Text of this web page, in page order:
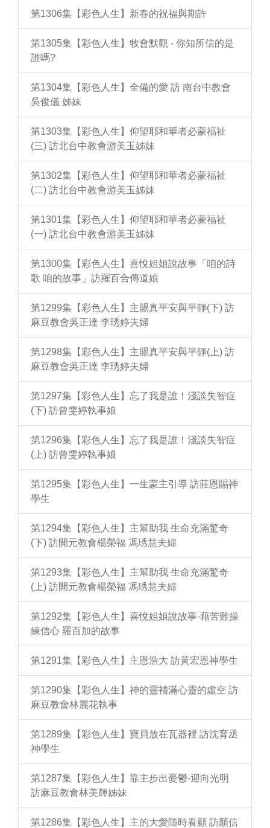
第1306集【彩色人生】新春的祝福與期許
第1305集【彩色人生】牧會默觀 - 你知所信的是
誰嗎?
第1304集【彩色人生】全備的愛 訪 南台中教會
吳俊儀 姊妹
第1303集【彩色人生】仰望耶和華者必蒙福祉
(三) 訪北台中教會游美玉姊妹
第1302集【彩色人生】仰望耶和華者必蒙福祉
(二) 訪北台中教會游美玉姊妹
第1301集【彩色人生】仰望耶和華者必蒙福祉
(一) 訪北台中教會游美玉姊妹
第1300集【彩色人生】喜悅姐姐說故事「咱的詩
歌 咱的故事」訪羅百合傳道娘
第1299集【彩色人生】主賜真平安與平靜(下) 訪
麻豆教會吳正達 李琇婷夫婦
第1298集【彩色人生】主賜真平安與平靜(上) 訪
麻豆教會吳正達 李琇婷夫婦
第1297集【彩色人生】忘了我是誰！淺談失智症
(下) 訪曾雯婷執事娘
第1296集【彩色人生】忘了我是誰！淺談失智症
(上) 訪曾雯婷執事娘
第1295集【彩色人生】一生蒙主引導 訪莊恩賜神
學生
第1294集【彩色人生】主幫助我 生命充滿驚奇
(下) 訪開元教會楊榮福 馮琇慧夫婦
第1293集【彩色人生】主幫助我 生命充滿驚奇
(上) 訪開元教會楊榮福 馮琇慧夫婦
第1292集【彩色人生】喜悅姐姐說故事-藉苦難操
練信心 羅百加的故事
第1291集【彩色人生】主恩浩大 訪黃宏恩神學生
第1290集【彩色人生】神的靈補滿心靈的虛空 訪
麻豆教會林麗花執事
第1289集【彩色人生】寶貝放在瓦器裡 訪沈育丞
神學生
第1287集【彩色人生】靠主步出憂鬱-迎向光明
訪麻豆教會林美輝姊妹
第1286集【彩色人生】主的大愛隨時看顧 訪顏信